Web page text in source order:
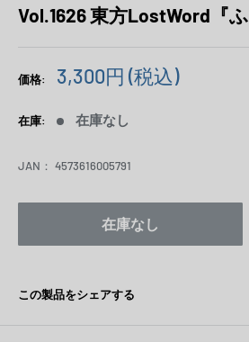
Vol.1626 東方LostWord『
価格:
販
価
3,300円 (税込)
在庫: 在庫なし
JAN： 4573616005791
在庫なし
この製品をシェアする